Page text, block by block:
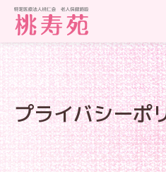
プライバシーポ